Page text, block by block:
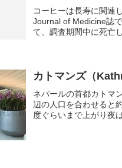
コーヒーは長寿に関連
Journal of Medicine誌
て、調査期間中に死亡
カトマンズ（
ネパールの首都カトマ
辺の人口を合わせると
度ぐらいまで上がり夜